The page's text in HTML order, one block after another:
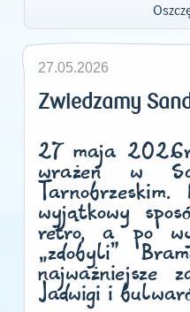
27.05.2026
Zwiedzamy
27 maja 2026r.
wrażeń w
wyjątkowy
retro, a po
„zdobyli”
Jadwigi i